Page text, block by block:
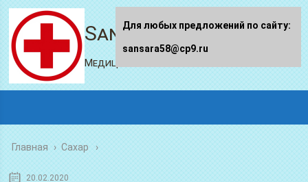
Sansara58.ru
Медицинский портал
Главная › Сахар
20.02.2020
Для любых предложений по сайту:
sansara58@cp9.ru